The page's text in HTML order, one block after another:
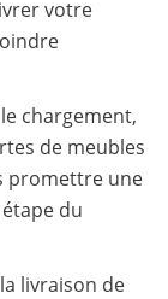
votre
chargement,
de meubles
promettre une
du
livraison de